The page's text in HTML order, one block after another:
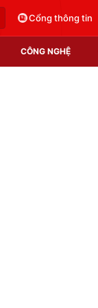
Cổng thông tin
CÔNG NGHỆ